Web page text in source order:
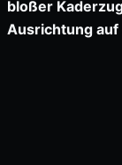
bloßer
Ausrichtung